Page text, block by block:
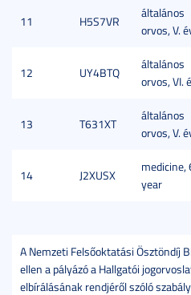
11 H5S7VR
általános
orvos, V.
12 UY4BTQ
általános
orvos, VI.
13 T631XT
általános
orvos, V.
14 J2XUSX
medicine,
year
A Nemzeti Felsőoktatási Ösztöndíj
ellen a pályázó a Hallgatói
elbírálásának rendjéről szóló